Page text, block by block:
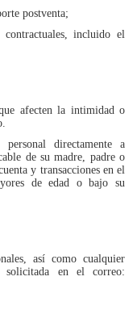
postventa;
incluido el
afecten la intimidad o
directamente a
de su madre, padre o
y transacciones en el
de edad o bajo su
así como cualquier
en el correo: